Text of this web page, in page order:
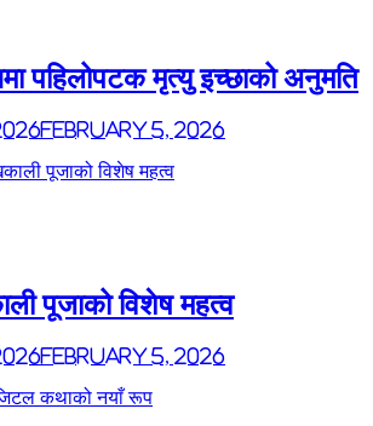
पहिलोपटक मृत्यु इच्छाको अनुमति
February 5, 2026
पूजाको विशेष महत्व
February 5, 2026